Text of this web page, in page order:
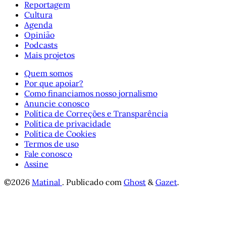
Reportagem
Cultura
Agenda
Opinião
Podcasts
Mais projetos
Quem somos
Por que apoiar?
Como financiamos nosso jornalismo
Anuncie conosco
Política de Correções e Transparência
Política de privacidade
Política de Cookies
Termos de uso
Fale conosco
Assine
©2026 Matinal . Publicado com Ghost &Gazet.